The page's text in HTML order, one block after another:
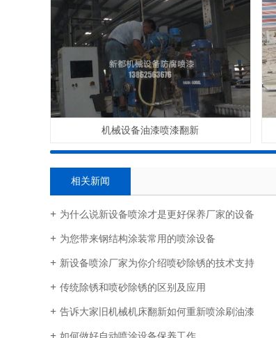
机械设备油漆喷漆翻新
相关新闻
为什么说新设备喷涂才是更好保养厂家的设备​
为您带来钢结构涂装常用的喷涂设备
新设备喷涂厂家为你介绍喷砂除锈的技术支持
传统除锈和喷砂除锈的区别及应用
告诉大家旧机械机床翻新如何重新喷涂刷油漆